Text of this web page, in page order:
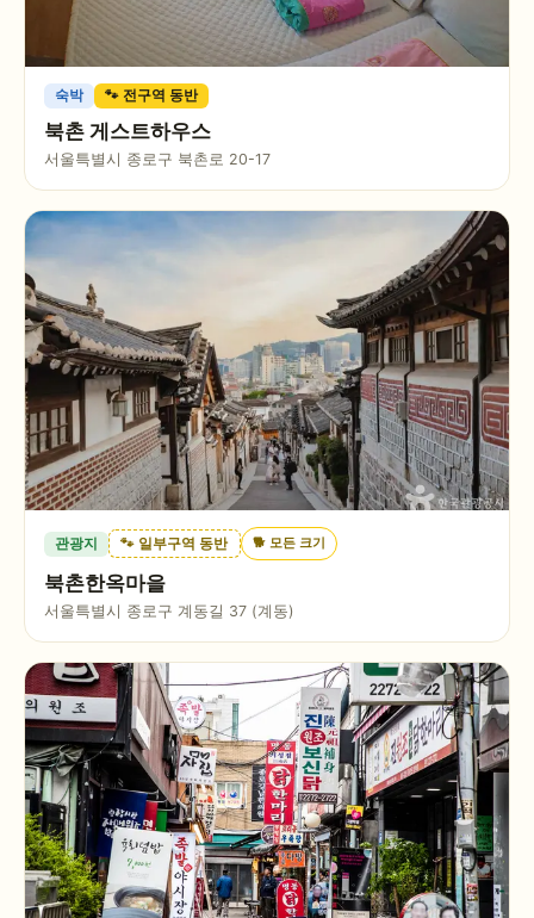
숙박 🐾 전구역 동반
북촌 게스트하우스
서울특별시 종로구 북촌로 20-17
관광지 🐾 일부구역 동반 🐕 모든 크기
북촌한옥마을
서울특별시 종로구 계동길 37 (계동)